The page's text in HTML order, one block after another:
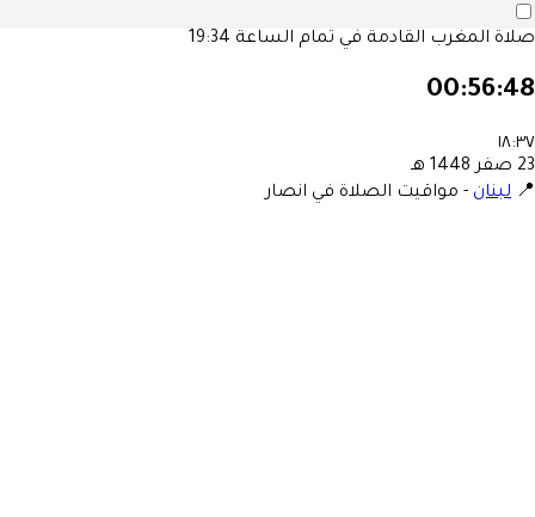
صلاة المغرب القادمة في تمام الساعة 19:34
00:56:48
١٨:٣٧
23 صفر 1448 هـ
📍 لبنان - مواقيت الصلاة في انصار